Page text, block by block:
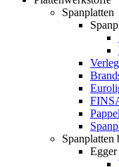
Spanplatten
Spanplatten